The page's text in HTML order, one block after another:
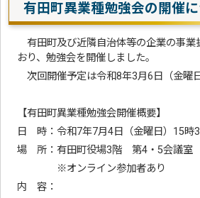
有田町異業種勉強会の開催
有田町及び近隣自治体等の企業の事業
おり、勉強会を開催しました。
次回開催予定は令和8年3月6日（金曜
【有田町異業種勉強会開催概要】
日 時：令和7年7月4日（金曜日）15時
場 所：有田町役場3階 第4・5会議室
※オンライン参加者あり
内 容：